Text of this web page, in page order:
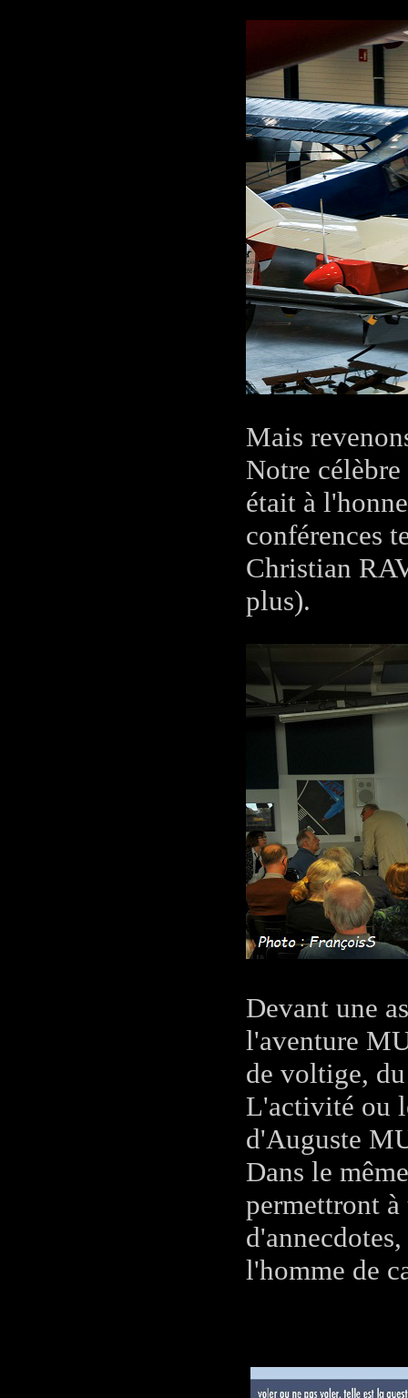
Mais
Notre
était à
conférences
Christian
plus).
Devant une
l'aventure
de voltige,
L'activité ou
d'Auguste
Dans le
permettront à
l'homme de